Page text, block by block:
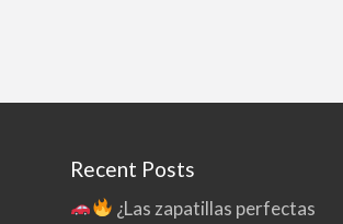
Recent Posts
¿Las zapatillas perfectas